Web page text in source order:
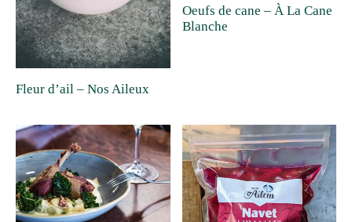
Fleur d’ail – Nos Aileux
Oeufs de cane – À La Cane
Blanche